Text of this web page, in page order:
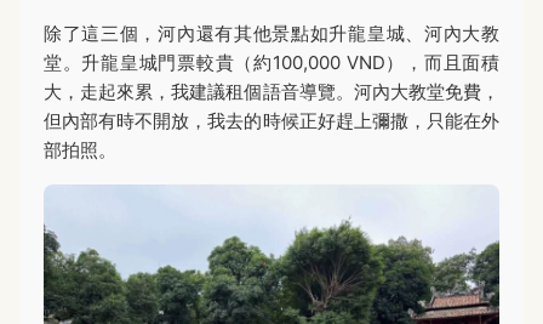
除了這三個，河內還有其他景點如升龍皇城、河內大教
堂。升龍皇城門票較貴（約100,000 VND），而且面積
大，走起來累，我建議租個語音導覽。河內大教堂免費，
但內部有時不開放，我去的時候正好趕上彌撒，只能在外
部拍照。